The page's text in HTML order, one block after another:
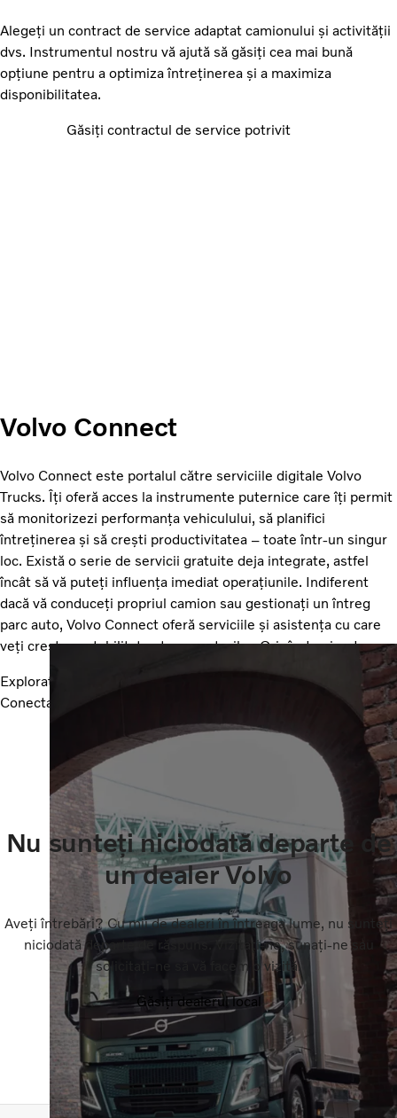
Alegeți un contract de service adaptat camionului și activității
dvs. Instrumentul nostru vă ajută să găsiți cea mai bună
opțiune pentru a optimiza întreținerea și a maximiza
disponibilitatea.
Găsiți contractul de service potrivit
Volvo Connect
Volvo Connect este portalul către serviciile digitale Volvo
Trucks. Îți oferă acces la instrumente puternice care îți permit
să monitorizezi performanța vehiculului, să planifici
întreținerea și să crești productivitatea – toate într-un singur
loc. Există o serie de servicii gratuite deja integrate, astfel
încât să vă puteți influența imediat operațiunile. Indiferent
dacă vă conduceți propriul camion sau gestionați un întreg
parc auto, Volvo Connect oferă serviciile și asistența cu care
veți crește rentabilitatea transporturilor. Oricând, oriunde.
Explorați Volvo Connect
Conectați-vă la Volvo Connect
Nu sunteți niciodată departe de
un dealer Volvo
Aveți întrebări? Cu mii de dealeri în întreaga lume, nu sunteți
niciodată departe de răspuns. Vizitați-ne, sunați-ne sau
solicitați-ne să vă facem o vizită.
Găsiți dealerul local